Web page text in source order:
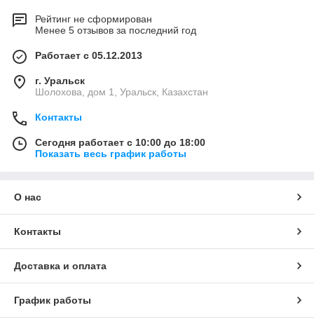
Рейтинг не сформирован
Менее 5 отзывов за последний год
Работает с 05.12.2013
г. Уральск
Шолохова, дом 1, Уральск, Казахстан
Контакты
Сегодня работает с 10:00 до 18:00
Показать весь график работы
О нас
Контакты
Доставка и оплата
График работы